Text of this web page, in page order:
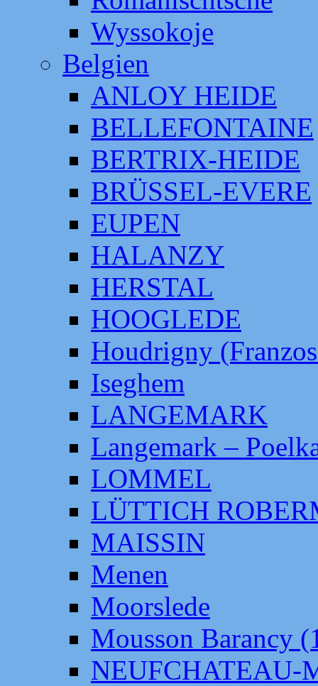
Wyssokoje
Belgien
ANLOY HEIDE
BELLEFONTAINE
BERTRIX-HEIDE
BRÜSSEL-EVERE
EUPEN
HALANZY
HERSTAL
HOOGLEDE
Houdrigny
Iseghem
LANGEMARK
Langemark –
LOMMEL
LÜTTICH
MAISSIN
Menen
Moorslede
Mousson Barancy
NEUFCHATEAU-